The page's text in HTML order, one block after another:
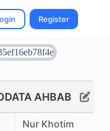
Register
AHBAB
Nur Khotim